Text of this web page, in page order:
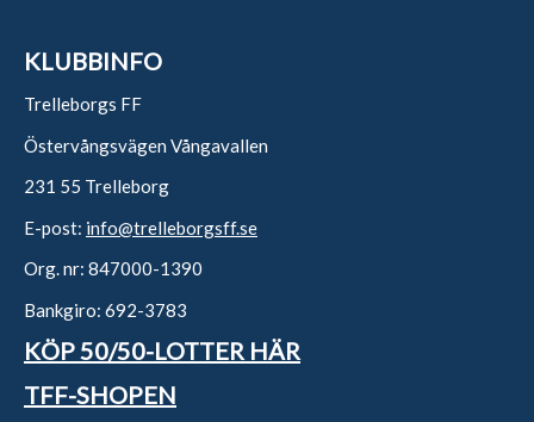
KLUBBINFO
Trelleborgs FF
Östervångsvägen Vångavallen
231 55 Trelleborg
E-post: info@trelleborgsff.se
Org. nr: 847000-1390
Bankgiro: 692-3783
KÖP 50/50-LOTTER HÄR
TFF-SHOPEN